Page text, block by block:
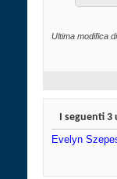
Ultima modifica
I seguenti 3
Evelyn